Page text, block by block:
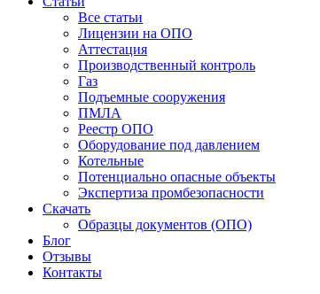
Все статьи
Лицензии на ОПО
Аттестация
Производственный контроль
Газ
Подъемные сооружения
ПМЛА
Реестр ОПО
Оборудование под давлением
Котельные
Потенциально опасные объекты
Экспертиза промбезопасности
Скачать
Образцы документов (ОПО)
Блог
Отзывы
Контакты